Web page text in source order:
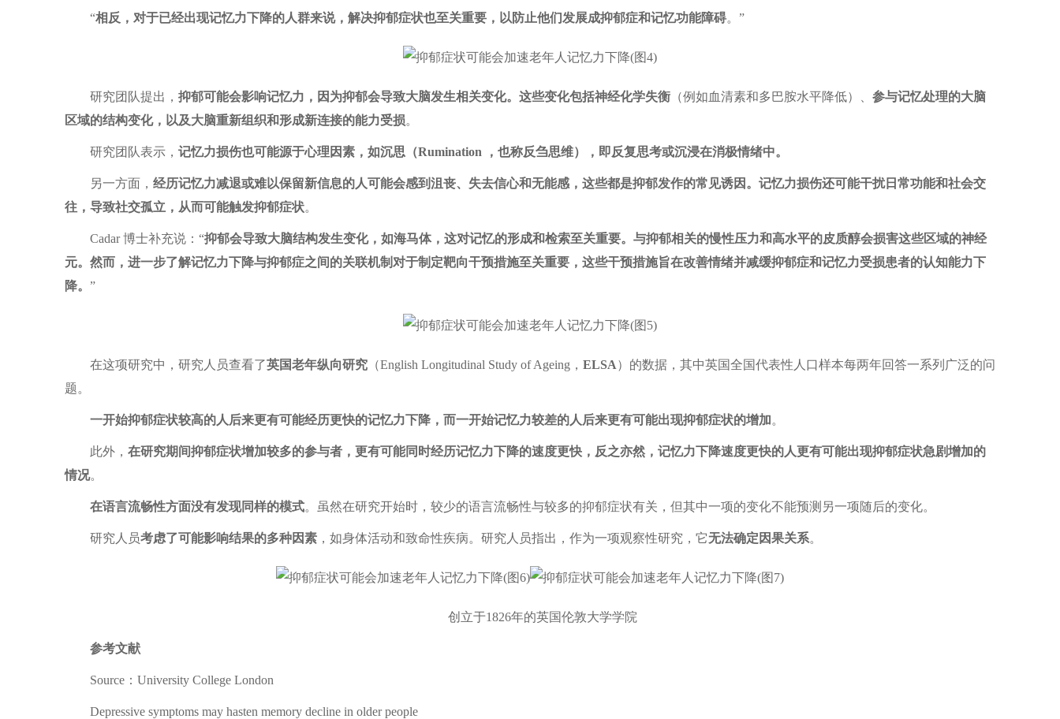
“相反，对于已经出现记忆力下降的人群来说，解决抑郁症状也至关重要，以防止他们发展成抑郁症和记忆功能障碍。”
研究团队提出， 抑郁可能会影响记忆力，因为抑郁会导致大脑发生相关变化。这些变化包括神经化学失衡 （例如血清素和多巴胺水平降低）、 参与记忆处理的大脑
区域的结构变化，以及大脑重新组织和形成新连接的能力受损。
研究团队表示， 记忆力损伤也可能源于心理因素，如沉思（Rumination ，也称反刍思维），即反复思考或沉浸在消极情绪中。
另一方面， 经历记忆力减退或难以保留新信息的人可能会感到沮丧、失去信心和无能感，这些都是抑郁发作的常见诱因。记忆力损伤还可能干扰日常功能和社会交
往，导致社交孤立，从而可能触发抑郁症状。
Cadar 博士补充说：“抑郁会导致大脑结构发生变化，如海马体，这对记忆的形成和检索至关重要。与抑郁相关的慢性压力和高水平的皮质醇会损害这些区域的神经
元。然而，进一步了解记忆力下降与抑郁症之间的关联机制对于制定靶向干预措施至关重要，这些干预措施旨在改善情绪并减缓抑郁症和记忆力受损患者的认知能力下
降。 ”
在这项研究中，研究人员查看了英国老年纵向研究 （English Longitudinal Study of Ageing， ELSA）的数据，其中英国全国代表性人口样本每两年回答一系列广泛的问
题。
一开始抑郁症状较高的人后来更有可能经历更快的记忆力下降，而一开始记忆力较差的人后来更有可能出现抑郁症状的增加。
此外， 在研究期间抑郁症状增加较多的参与者，更有可能同时经历记忆力下降的速度更快，反之亦然，记忆力下降速度更快的人更有可能出现抑郁症状急剧增加的
情况。
在语言流畅性方面没有发现同样的模式。虽然在研究开始时，较少的语言流畅性与较多的抑郁症状有关，但其中一项的变化不能预测另一项随后的变化。
研究人员考虑了可能影响结果的多种因素 ，如身体活动和致命性疾病。研究人员指出，作为一项观察性研究，它无法确定因果关系。
创立于1826年的英国伦敦大学学院
参考文献
Source：University College London
Depressive symptoms may hasten memory decline in older people